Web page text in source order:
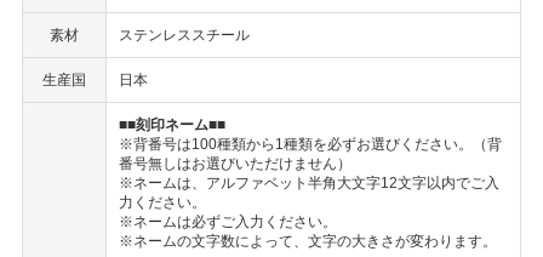
素材 ステンレススチール
生産国 日本
■■刻印ネーム■■
※背番号は100種類から1種類を必ずお選びください。（背
番号無しはお選びいただけません）
※ネームは、アルファベット半角大文字12文字以内でご入
力ください。
※ネームは必ずご入力ください。
※ネームの文字数によって、文字の大きさが変わります。